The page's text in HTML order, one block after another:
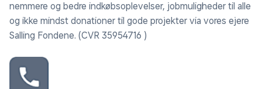
nemmere og bedre indkøbsoplevelser, jobmuligheder til alle
og ikke mindst donationer til gode projekter via vores ejere
Salling Fondene. (CVR 35954716 )